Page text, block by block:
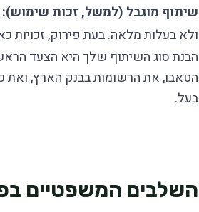
שיתוף מוגבל (למשל, זכות שימוש):
ולא בעלות מלאה. בעת פירוק, זכויות
הבנת סוג השיתוף שלך היא הצעד
הטאבו, את הרשומות בבנק הארץ, ואת
בעל.
השלבים המשפטיים